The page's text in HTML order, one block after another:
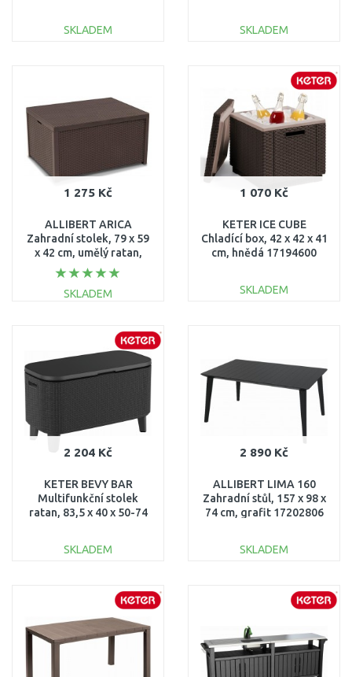
SKLADEM
SKLADEM
Porovnat
1 275 Kč
ALLIBERT ARICA
Zahradní stolek, 79 x 59
x 42 cm, umělý ratan,
hnědý 17200570
SKLADEM
Porovnat
1 070 Kč
KETER ICE CUBE
Chladící box, 42 x 42 x 41
cm, hnědá 17194600
SKLADEM
2 204 Kč
KETER BEVY BAR
Multifunkční stolek
ratan, 83,5 x 40 x 50-74
SKLADEM
2 890 Kč
ALLIBERT LIMA 160
Zahradní stůl, 157 x 98 x
74 cm, grafit 17202806
SKLADEM